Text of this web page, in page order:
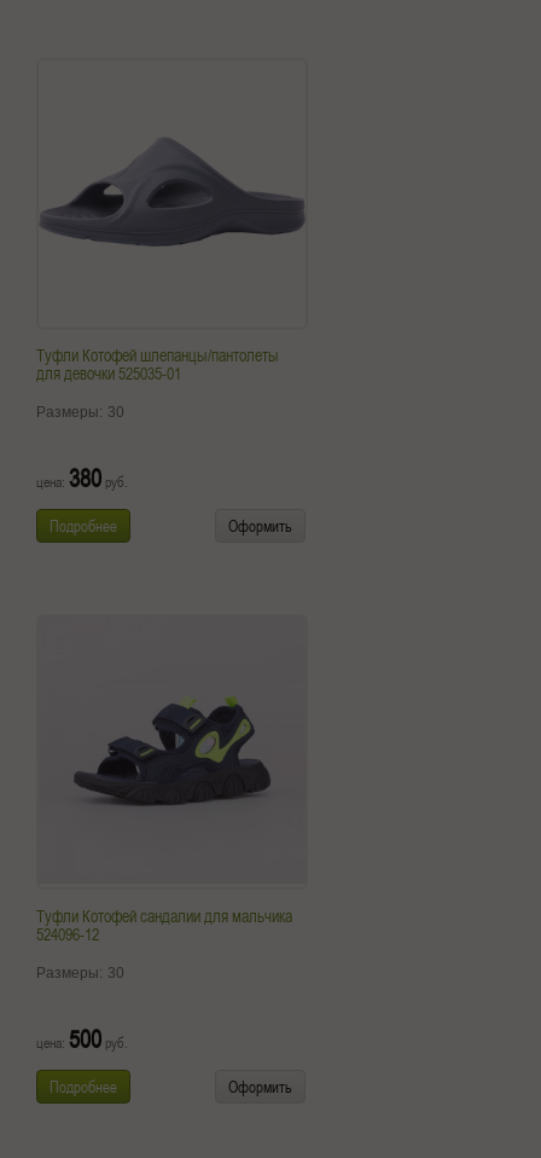
Туфли Котофей шлепанцы/пантолеты
для девочки 525035-01
Размеры: 30
цена: 380 руб.
Подробнее Оформить
Туфли Котофей сандалии для мальчика
524096-12
Размеры: 30
цена: 500 руб.
Подробнее Оформить